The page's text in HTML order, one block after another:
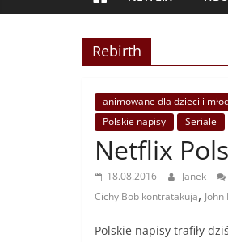
Rebirth
animowane dla dzieci i
Polskie napisy
Seriale
Netflix
18.08.2016 Janek
Cichy Bob kontratakują,
Polskie napisy trafiły